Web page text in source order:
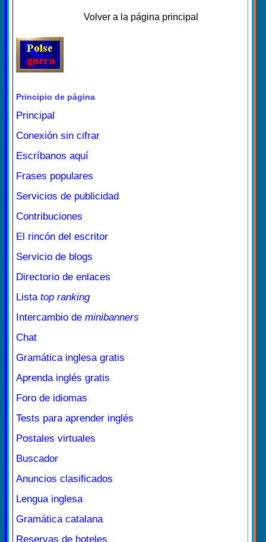
Volver a la página principal
Principio de página
Principal
Conexión sin cifrar
Escríbanos aquí
Frases populares
Servicios de publicidad
Contribuciones
El rincón del escritor
Servicio de blogs
Directorio de enlaces
Lista top ranking
Intercambio de minibanners
Chat
Gramática inglesa gratis
Aprenda inglés gratis
Foro de idiomas
Tests para aprender inglés
Postales virtuales
Buscador
Anuncios clasificados
Lengua inglesa
Gramática catalana
Reservas de hoteles